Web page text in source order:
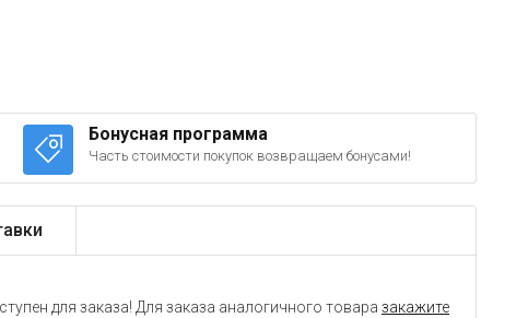
Бонусная программа
Часть стоимости покупок возвращаем бонусами!
для заказа! Для заказа аналогичного товара закажите